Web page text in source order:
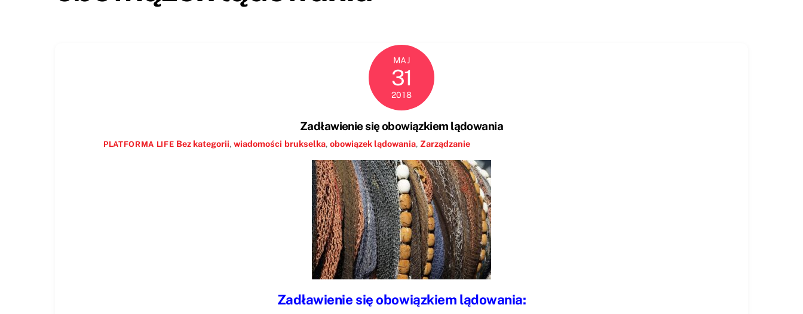
MAJ
31
2018
Zadławienie się obowiązkiem lądowania
PLATFORMA LIFE Bez kategorii,wiadomości brukselka,obowiązek lądowania,Zarządzanie
Zadławienie się obowiązkiem lądowania: